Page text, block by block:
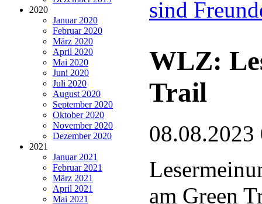
2020
Januar 2020
Februar 2020
März 2020
April 2020
Mai 2020
Juni 2020
Juli 2020
August 2020
September 2020
Oktober 2020
November 2020
Dezember 2020
2021
Januar 2021
Februar 2021
März 2021
April 2021
Mai 2021
sind
WLZ:
Trail
08.08.2023
am Green